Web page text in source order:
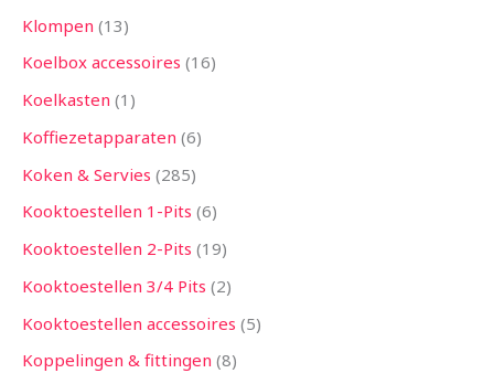
Klompen 13
Koelbox accessoires 16
Koelkasten 1
Koffiezetapparaten 6
Koken & Servies 285
Kooktoestellen 1-Pits 6
Kooktoestellen 2-Pits 19
Kooktoestellen 3/4 Pits 2
Kooktoestellen accessoires 5
Koppelingen & fittingen 8